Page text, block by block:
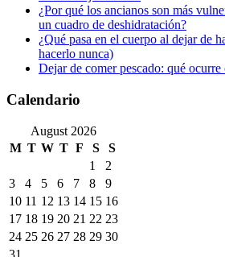
¿Por qué los ancianos son más
un cuadro de deshidratación?
¿Qué pasa en el cuerpo al dejar de
hacerlo nunca)
Dejar de comer pescado: qué ocurre
Calendario
August 2026
M T W T F S
S
1
2
3
4 5 6 7 8
9
10 11 12 13 14 15 16
17 18 19 20 21 22 23
24 25 26 27 28 29 30
31